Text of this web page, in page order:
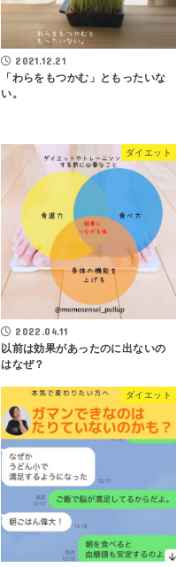
2021.12.21
「わらをもつかむ」ともったいな
い。
ダイエット
2022.04.11
以前は効果があったのに出ないの
はなぜ？
ダイエット